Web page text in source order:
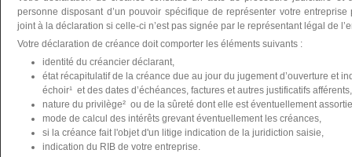
personne disposant d’un pouvoir spécifique de représenter votre
joint à la déclaration si celle-ci n’est pas signée par le représentant légal de
Votre déclaration de créance doit comporter les éléments suivants :
identité du créancier déclarant,
état récapitulatif de la créance due au jour du jugement d’ouverture et
échoir¹ et des dates d’échéances, factures et autres justificatifs afférents,
nature du privilège² ou de la sûreté dont elle est éventuellement
mode de calcul des intérêts grevant éventuellement les créances,
si la créance fait l'objet d'un litige indication de la juridiction saisie,
indication du RIB de votre entreprise.